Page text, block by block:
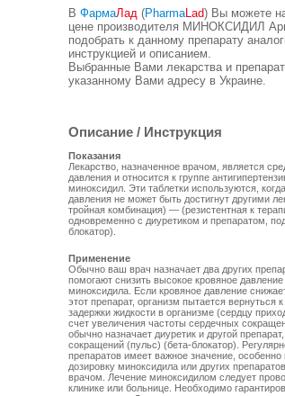
В ФармаЛад (PharmaLad) Вы можете
цене производителя МИНОКСИДИЛ
подобрать к данному препарату
инструкцией и описанием.
Выбранные Вами лекарства и
указанному Вами адресу в Украине.
Описание / Инструкция
Показания
Лекарство, назначенное врачом, является
давления и относится к группе
миноксидил. Эти таблетки используются,
давления не может быть достигнут другими
тройная комбинация) — (резистентная к
одновременно с диуретиком и препаратом,
блокатор).
Применение
Обычно ваш врач назначает два других
помогают снизить высокое кровяное
миноксидила. Если кровяное давление
этот препарат, организм пытается
задержки жидкости в организме (сердцу
счет увеличения частоты сердечных
обычно назначает диуретик и другой
сокращений (пульс) (бета-блокатор).
препаратов имеет важное значение,
дозировку миноксидила или других
врачом. Лечение миноксидилом следует
клинике или больнице. Необходимо